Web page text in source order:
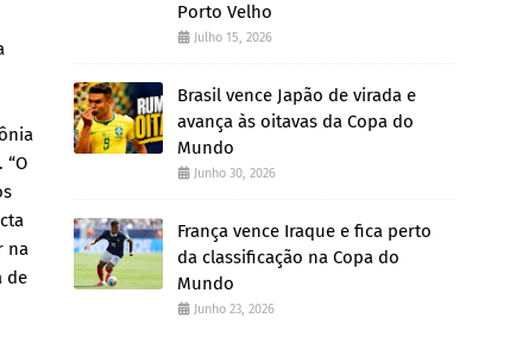
na
de
Porto Velho
Julho 15, 2026
Brasil vence Japão de virada e
avança às oitavas da Copa do
Mundo
Junho 30, 2026
França vence Iraque e fica perto
da classificação na Copa do
Mundo
Junho 23, 2026